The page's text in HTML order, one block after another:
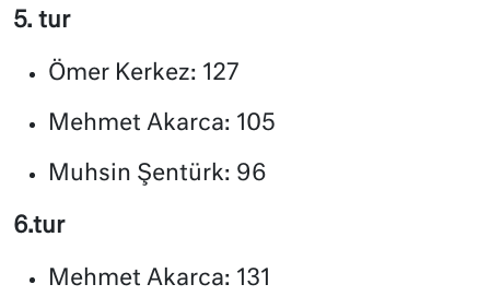
5. tur
Ömer Kerkez: 127
Mehmet Akarca: 105
Muhsin Şentürk: 96
6.tur
Mehmet Akarca: 131